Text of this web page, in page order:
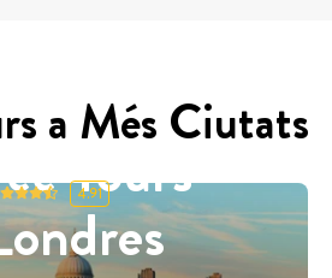
a Més Ciutats
Tours
4.91